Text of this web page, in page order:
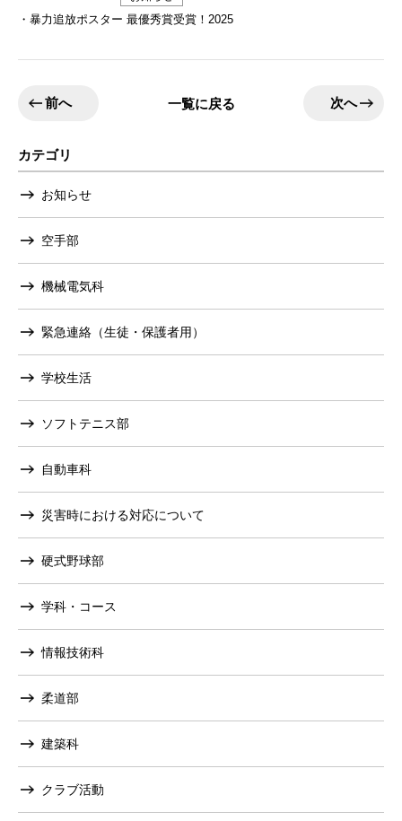
・暴力追放ポスター 最優秀賞受賞！2025
前へ 一覧に戻る 次へ
カテゴリ
お知らせ
空手部
機械電気科
緊急連絡（生徒・保護者用）
学校生活
ソフトテニス部
自動車科
災害時における対応について
硬式野球部
学科・コース
情報技術科
柔道部
建築科
クラブ活動